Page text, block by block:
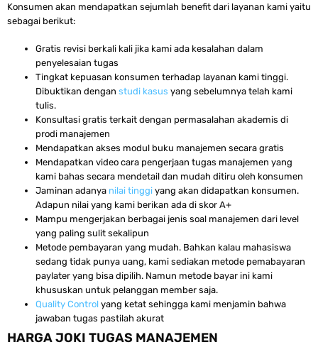
Konsumen akan mendapatkan sejumlah benefit dari layanan kami yaitu
sebagai berikut:
Gratis revisi berkali kali jika kami ada kesalahan dalam
penyelesaian tugas
Tingkat kepuasan konsumen terhadap layanan kami tinggi.
Dibuktikan dengan studi kasus yang sebelumnya telah kami
tulis.
Konsultasi gratis terkait dengan permasalahan akademis di
prodi manajemen
Mendapatkan akses modul buku manajemen secara gratis
Mendapatkan video cara pengerjaan tugas manajemen yang
kami bahas secara mendetail dan mudah ditiru oleh konsumen
Jaminan adanya nilai tinggi yang akan didapatkan konsumen.
Adapun nilai yang kami berikan ada di skor A+
Mampu mengerjakan berbagai jenis soal manajemen dari level
yang paling sulit sekalipun
Metode pembayaran yang mudah. Bahkan kalau mahasiswa
sedang tidak punya uang, kami sediakan metode pemabayaran
paylater yang bisa dipilih. Namun metode bayar ini kami
khususkan untuk pelanggan member saja.
Quality Control yang ketat sehingga kami menjamin bahwa
jawaban tugas pastilah akurat
HARGA JOKI TUGAS MANAJEMEN